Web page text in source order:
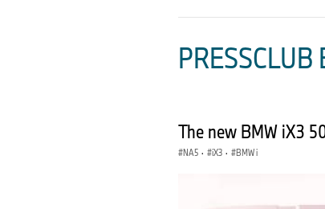
PRESSCLUB
The new BMW iX3
NA5 · iX3 · BMW i